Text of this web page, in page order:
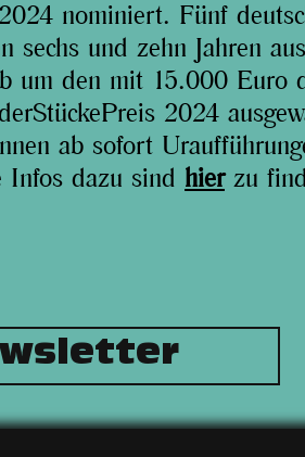
nominiert. Fünf
sechs und zehn Jahren
um den mit 15.000 Euro
2024
ab sofort
Infos dazu sind hierzu